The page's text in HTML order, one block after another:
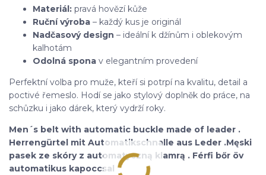
Materiál: pravá hovězí kůže
Ruční výroba – každý kus je originál
Nadčasový design – ideální k džínům i oblekovým
kalhotám
Odolná spona v elegantním provedení
Perfektní volba pro muže, kteří si potrpí na kvalitu, detail a
poctivé řemeslo. Hodí se jako stylový doplněk do práce, na
schůzku i jako dárek, který vydrží roky.
Men´s belt with automatic buckle made of leader .
Herrengürtel mit Automatikschnalle aus Leder .Męski
pasek ze skóry z automatyczną klamrą . Férfi bőr öv
automatikus kapoccsal